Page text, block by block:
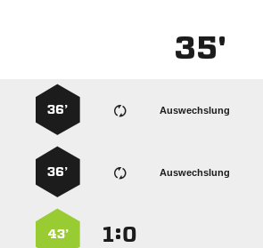
35'
Auswechslung
36’
Auswechslung
36’
:
43’